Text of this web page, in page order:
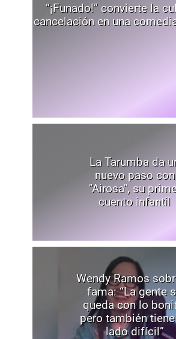
“¡Funado!” convierte la
cancelación en una
La Tarumba da
nuevo paso con
"Airosa", su
cuento infantil
Wendy Ramos
fama: “La gente
queda con lo
pero también
lado difícil”